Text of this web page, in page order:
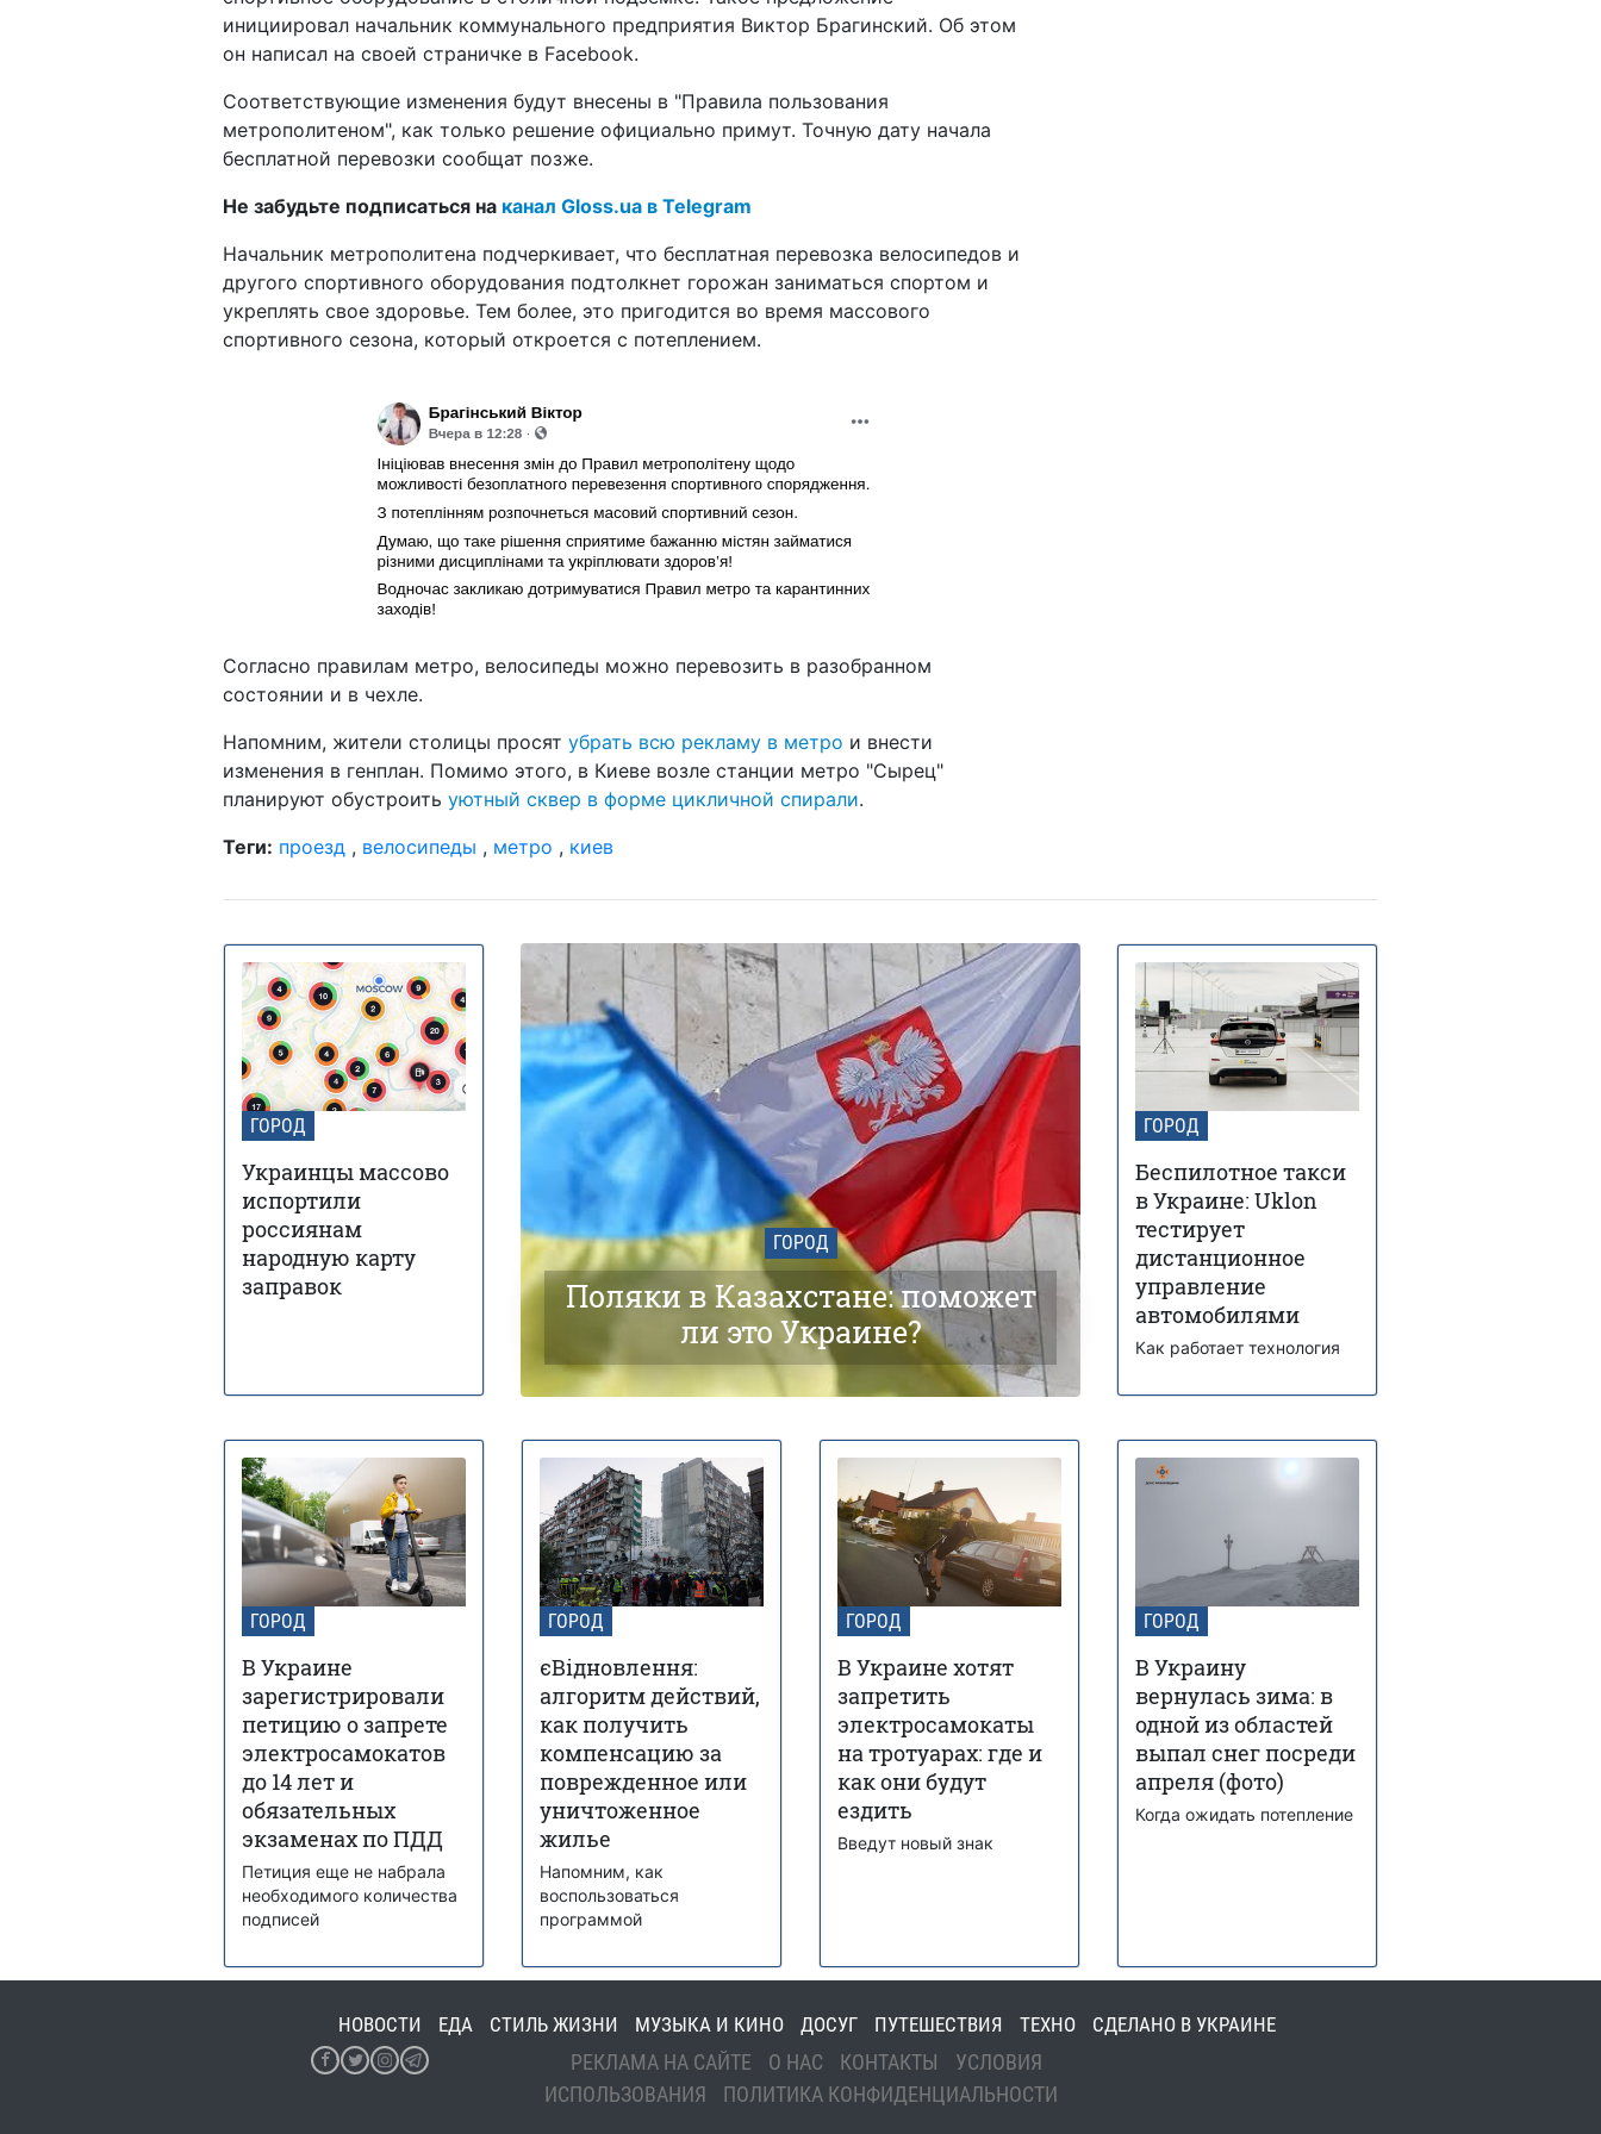
инициировал начальник коммунального предприятия Виктор Брагинский. Об этом
он написал на своей страничке в Facebook.
Соответствующие изменения будут внесены в "Правила пользования
метрополитеном", как только решение официально примут. Точную дату начала
бесплатной перевозки сообщат позже.
Не забудьте подписаться на канал Gloss.ua в Telegram
Начальник метрополитена подчеркивает, что бесплатная перевозка велосипедов и
другого спортивного оборудования подтолкнет горожан заниматься спортом и
укреплять свое здоровье. Тем более, это пригодится во время массового
спортивного сезона, который откроется с потеплением.
Согласно правилам метро, велосипеды можно перевозить в разобранном
состоянии и в чехле.
Напомним, жители столицы просят убрать всю рекламу в метро и внести
изменения в генплан. Помимо этого, в Киеве возле станции метро "Сырец"
планируют обустроить уютный сквер в форме цикличной спирали.
Теги: проезд , велосипеды , метро , киев
Украину в мае: области и даты
похолодания
ГОРОД
Украинцы массово
испортили
россиянам
народную карту
заправок
ГОРОД
Поляки в Казахстане: поможет
ли это Украине?
ГОРОД
Беспилотное такси
в Украине: Uklon
тестирует
дистанционное
управление
автомобилями
Как работает технология
ГОРОД
В Украине
зарегистрировали
петицию о запрете
электросамокатов
до 14 лет и
обязательных
экзаменах по ПДД
Петиция еще не набрала
необходимого количества
подписей
ГОРОД
єВідновлення:
алгоритм действий,
как получить
компенсацию за
поврежденное или
уничтоженное
жилье
Напомним, как
воспользоваться
программой
ГОРОД
В Украине хотят
запретить
электросамокаты
на тротуарах: где и
как они будут
ездить
Введут новый знак
ГОРОД
В Украину
вернулась зима: в
одной из областей
выпал снег посреди
апреля (фото)
Когда ожидать потепление
НОВОСТИ ЕДА СТИЛЬ ЖИЗНИ МУЗЫКА И КИНО ДОСУГ ПУТЕШЕСТВИЯ ТЕХНО СДЕЛАНО В УКРАИНЕ
РЕКЛАМА НА САЙТЕ О НАС КОНТАКТЫ
УСЛОВИЯ
ИСПОЛЬЗОВАНИЯ
ПОЛИТИКА КОНФИДЕНЦИАЛЬНОСТИ